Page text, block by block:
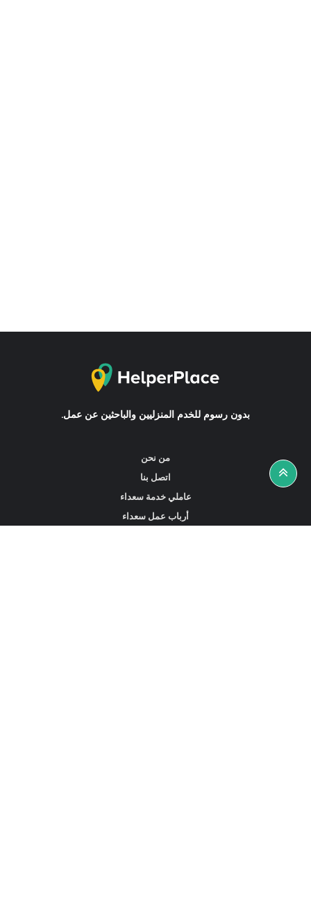
بدون رسوم للخدم المنزليين والباحثين عن عمل.
من نحن
اتصل بنا
عاملي خدمة سعداء
أرباب عمل سعداء